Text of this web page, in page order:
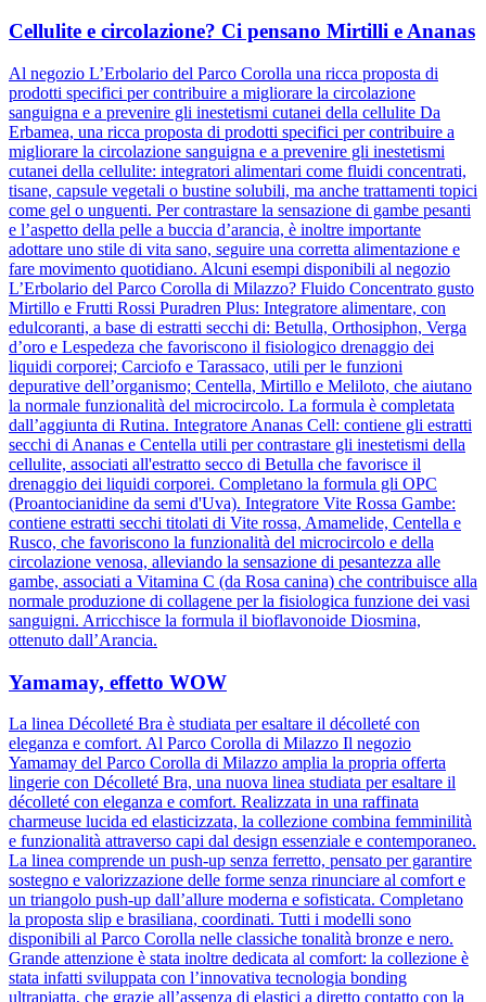
Cellulite e circolazione? Ci pensano Mirtilli e Ananas
Al negozio L’Erbolario del Parco Corolla una ricca proposta di
prodotti specifici per contribuire a migliorare la circolazione
sanguigna e a prevenire gli inestetismi cutanei della cellulite Da
Erbamea, una ricca proposta di prodotti specifici per contribuire a
migliorare la circolazione sanguigna e a prevenire gli inestetismi
cutanei della cellulite: integratori alimentari come fluidi concentrati,
tisane, capsule vegetali o bustine solubili, ma anche trattamenti topici
come gel o unguenti. Per contrastare la sensazione di gambe pesanti
e l’aspetto della pelle a buccia d’arancia, è inoltre importante
adottare uno stile di vita sano, seguire una corretta alimentazione e
fare movimento quotidiano. Alcuni esempi disponibili al negozio
L’Erbolario del Parco Corolla di Milazzo? Fluido Concentrato gusto
Mirtillo e Frutti Rossi Puradren Plus: Integratore alimentare, con
edulcoranti, a base di estratti secchi di: Betulla, Orthosiphon, Verga
d’oro e Lespedeza che favoriscono il fisiologico drenaggio dei
liquidi corporei; Carciofo e Tarassaco, utili per le funzioni
depurative dell’organismo; Centella, Mirtillo e Meliloto, che aiutano
la normale funzionalità del microcircolo. La formula è completata
dall’aggiunta di Rutina. Integratore Ananas Cell: contiene gli estratti
secchi di Ananas e Centella utili per contrastare gli inestetismi della
cellulite, associati all'estratto secco di Betulla che favorisce il
drenaggio dei liquidi corporei. Completano la formula gli OPC
(Proantocianidine da semi d'Uva). Integratore Vite Rossa Gambe:
contiene estratti secchi titolati di Vite rossa, Amamelide, Centella e
Rusco, che favoriscono la funzionalità del microcircolo e della
circolazione venosa, alleviando la sensazione di pesantezza alle
gambe, associati a Vitamina C (da Rosa canina) che contribuisce alla
normale produzione di collagene per la fisiologica funzione dei vasi
sanguigni. Arricchisce la formula il bioflavonoide Diosmina,
ottenuto dall’Arancia.
Yamamay, effetto WOW
La linea Décolleté Bra è studiata per esaltare il décolleté con
eleganza e comfort. Al Parco Corolla di Milazzo Il negozio
Yamamay del Parco Corolla di Milazzo amplia la propria offerta
lingerie con Décolleté Bra, una nuova linea studiata per esaltare il
décolleté con eleganza e comfort. Realizzata in una raffinata
charmeuse lucida ed elasticizzata, la collezione combina femminilità
e funzionalità attraverso capi dal design essenziale e contemporaneo.
La linea comprende un push-up senza ferretto, pensato per garantire
sostegno e valorizzazione delle forme senza rinunciare al comfort e
un triangolo push-up dall’allure moderna e sofisticata. Completano
la proposta slip e brasiliana, coordinati. Tutti i modelli sono
disponibili al Parco Corolla nelle classiche tonalità bronze e nero.
Grande attenzione è stata inoltre dedicata al comfort: la collezione è
stata infatti sviluppata con l’innovativa tecnologia bonding
ultrapiatta, che grazie all’assenza di elastici a diretto contatto con la